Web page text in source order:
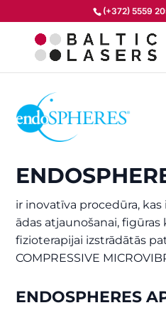
(+372) 5559
ir inovatīva procedūra,
ādas atjaunošanai, figūras
fizioterapijai izstrādātās
COMPRESSIVE
ENDOSPHERES